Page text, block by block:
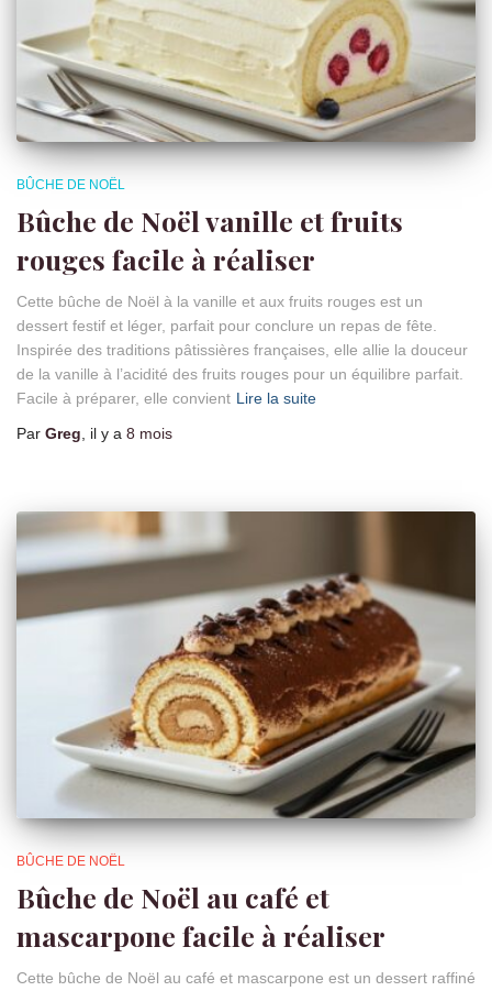
BÛCHE DE NOËL
Bûche de Noël vanille et fruits
rouges facile à réaliser
Cette bûche de Noël à la vanille et aux fruits rouges est un
dessert festif et léger, parfait pour conclure un repas de fête.
Inspirée des traditions pâtissières françaises, elle allie la douceur
de la vanille à l’acidité des fruits rouges pour un équilibre parfait.
Facile à préparer, elle convient Lire la suite
Par Greg, il y a 8 mois
BÛCHE DE NOËL
Bûche de Noël au café et
mascarpone facile à réaliser
Cette bûche de Noël au café et mascarpone est un dessert raffiné